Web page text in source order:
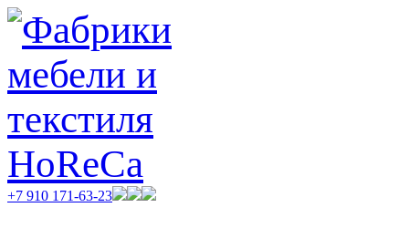
+7 910 171-63-23